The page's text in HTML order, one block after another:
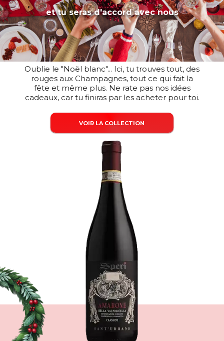
MOUSSEUX
SPÉCIALITÉS
GASTRONOMIQUES
LOGIN
et tu seras d'accord avec nous
Oublie le "Noël blanc"... Ici, tu trouves tout, des
rouges aux Champagnes, tout ce qui fait la
fête et même plus. Ne rate pas nos idées
cadeaux, car tu finiras par les acheter pour toi.
VOIR LA COLLECTION